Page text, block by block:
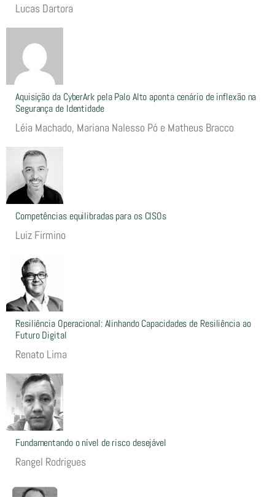
Lucas Dartora
Aquisição da CyberArk pela Palo Alto aponta cenário de inflexão na
Segurança de Identidade
Léia Machado, Mariana Nalesso Pó e Matheus Bracco
Competências equilibradas para os CISOs
Luiz Firmino
Resiliência Operacional: Alinhando Capacidades de Resiliência ao
Futuro Digital
Renato Lima
Fundamentando o nível de risco desejável
Rangel Rodrigues